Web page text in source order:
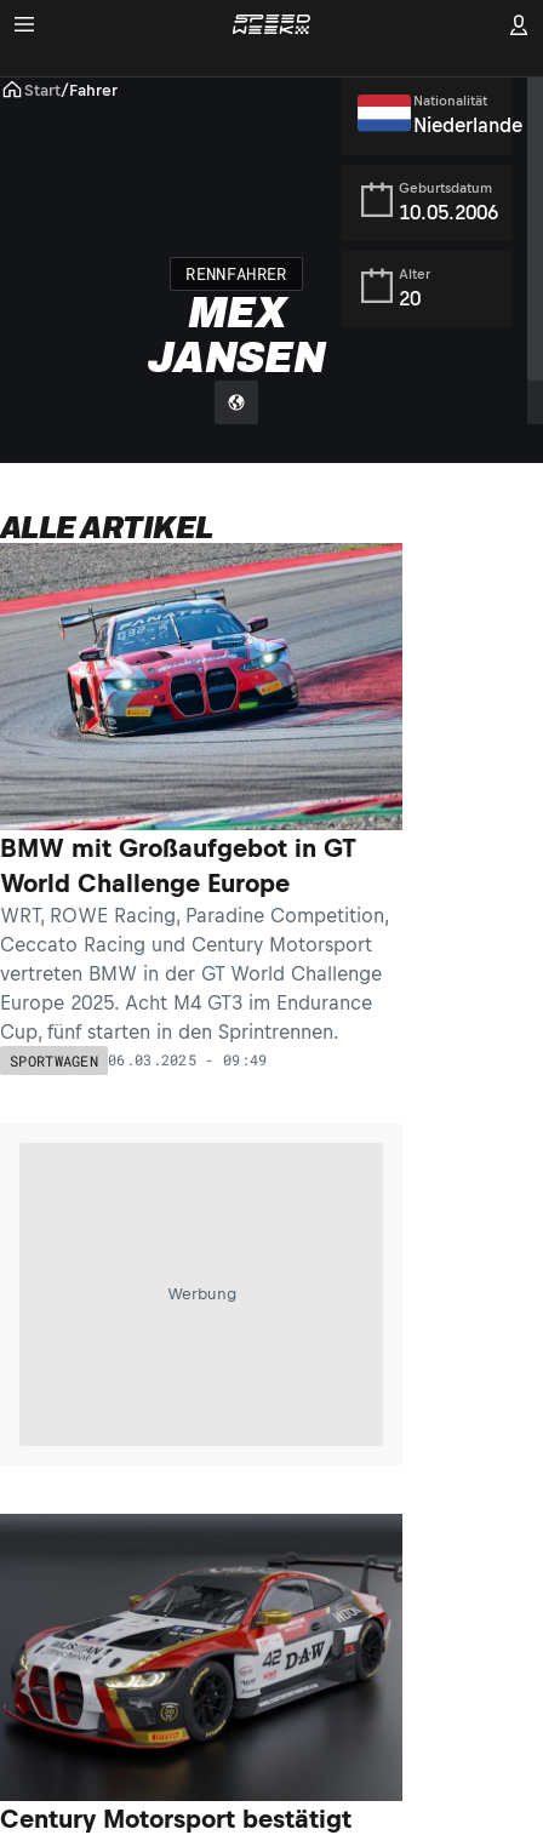
Start/Fahrer
RENNFAHRER
MEX
JANSEN
Nationalität
Niederlande
Geburtsdatum
10.05.2006
Alter
20
ALLE ARTIKEL
BMW mit Großaufgebot in GT
World Challenge Europe
WRT, ROWE Racing, Paradine Competition,
Ceccato Racing und Century Motorsport
vertreten BMW in der GT World Challenge
Europe 2025. Acht M4 GT3 im Endurance
Cup, fünf starten in den Sprintrennen.
SPORTWAGEN 06.03.2025 - 09:49
Werbung
Century Motorsport bestätigt